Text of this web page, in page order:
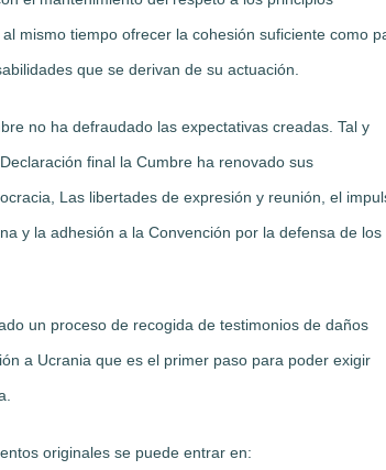
mismo tiempo ofrecer la cohesión suficiente como
que se derivan de su actuación.
no ha defraudado las expectativas creadas. Tal y
final la Cumbre ha renovado sus
Las libertades de expresión y reunión, el
y la adhesión a la Convención por la defensa de los
un proceso de recogida de testimonios de daños
a Ucrania que es el primer paso para poder exigir
originales se puede entrar en: